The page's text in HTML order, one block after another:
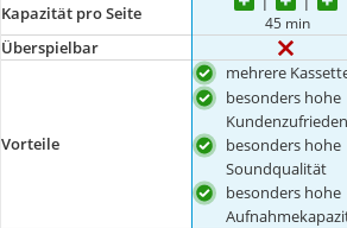
Kapazität pro Seite 45 min
Überspielbar
Vorteile
mehrere
besonders hohe
besonders hohe
Soundqualität
besonders hohe